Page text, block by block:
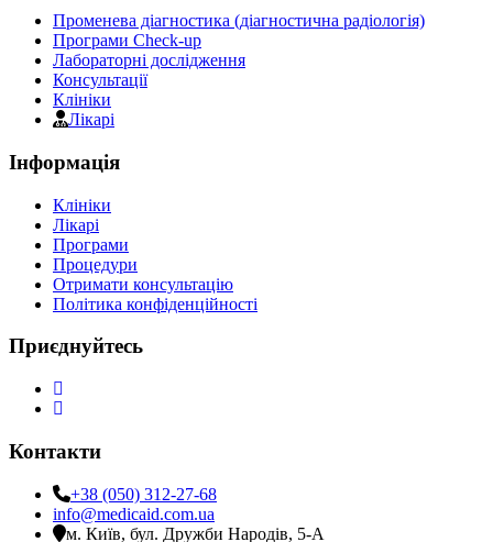
Променева діагностика (діагностична радіологія)
Програми Check-up
Лабораторні дослідження
Консультації
Клініки
Лікарі
Інформація
Клініки
Лікарі
Програми
Процедури
Отримати консультацію
Політика конфіденційності
Приєднуйтесь
Контакти
+38 (050) 312-27-68
info@medicaid.com.ua
м. Київ, бул. Дружби Народів, 5-А